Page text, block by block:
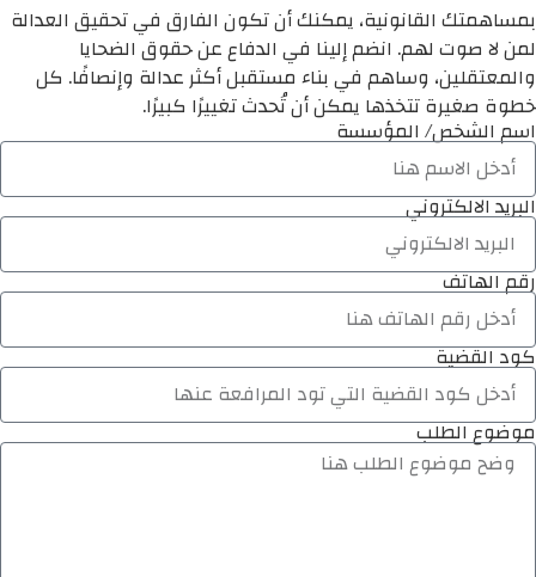
بمساهمتك القانونية، يمكنك أن تكون الفارق في تحقيق العدالة
لمن لا صوت لهم. انضم إلينا في الدفاع عن حقوق الضحايا
والمعتقلين، وساهم في بناء مستقبل أكثر عدالة وإنصافًا. كل
خطوة صغيرة تتخذها يمكن أن تُحدث تغييرًا كبيرًا.
اسم الشخص/ المؤسسة
البريد الالكتروني
رقم الهاتف
كود القضية
موضوع الطلب